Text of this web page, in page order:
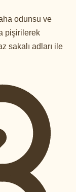
odunsu ve
pişirilerek
sakalı adları ile